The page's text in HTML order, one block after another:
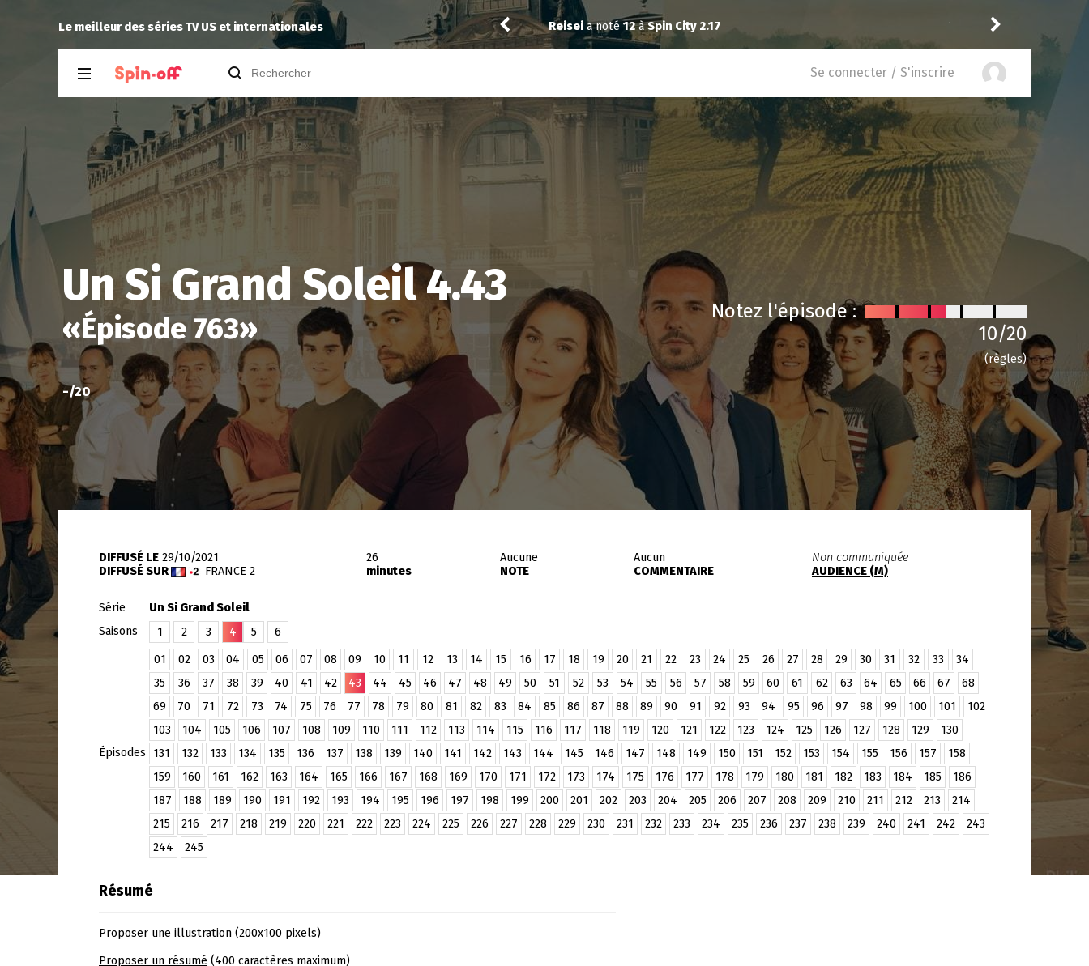
Le meilleur des séries TV US et internationales
Reiseia noté12àSpin City 2.17 Vic24a noté8àThe Fresh Prince of Bel-Air 6.07 Saskatche
Se connecter / S'inscrire
Un Si Grand Soleil 4.43
«Épisode 763»
-/20
Notez l'épisode :
10/20
(règles)
DIFFUSÉ LE 29/10/2021
DIFFUSÉ SUR
FRANCE 2
26
minutes
Aucune
NOTE
Aucun
COMMENTAIRE
Non communiquée
AUDIENCE (M)
Série
Un Si Grand Soleil
Saisons
1 2 3 4 5 6
Épisodes
01 02 03 04 05 06 07 08 09 10 11 12 13 14 15 16 17 18 19 20 21 22 23 24 25 26 27 28 29 30 31 32 33
34
35
36 37 38 39 40 41 42 43 44 45 46 47 48 49 50 51 52 53 54 55 56 57 58 59 60 61 62 63 64 65 66 67
68
69
70 71 72 73 74 75 76 77 78 79 80 81 82 83 84 85 86 87 88 89 90 91 92 93 94 95 96 97 98 99 100 101
102
103
104 105 106 107 108 109 110 111 112 113 114 115 116 117 118 119 120 121 122 123 124 125 126 127 128 129
130
131
132 133 134 135 136 137 138 139 140 141 142 143 144 145 146 147 148 149 150 151 152 153 154 155 156 157
158
159
160 161 162 163 164 165 166 167 168 169 170 171 172 173 174 175 176 177 178 179 180 181 182 183 184 185
186
187
188 189 190 191 192 193 194 195 196 197 198 199 200 201 202 203 204 205 206 207 208 209 210 211 212 213
214
215
216 217 218 219 220 221 222 223 224 225 226 227 228 229 230 231 232 233 234 235 236 237 238 239 240 241 242
243
244
245
Résumé
Proposer une illustration (200x100 pixels)
Proposer un résumé (400 caractères maximum)